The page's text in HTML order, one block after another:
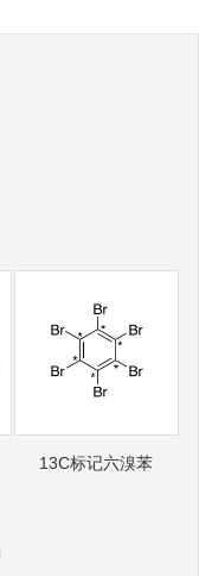
13C标记六溴苯